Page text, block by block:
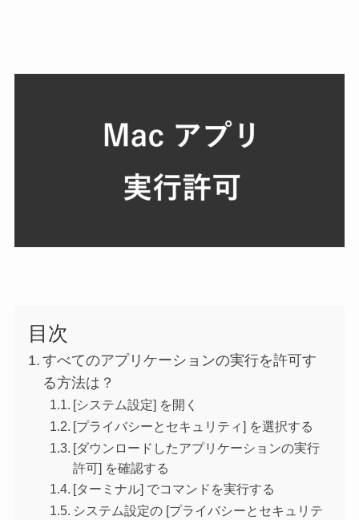
目次
すべてのアプリケーションの実行を許可す
る方法は？
[システム設定] を開く
[プライバシーとセキュリティ] を選択する
[ダウンロードしたアプリケーションの実行
許可] を確認する
[ターミナル] でコマンドを実行する
システム設定の [プライバシーとセキュリテ